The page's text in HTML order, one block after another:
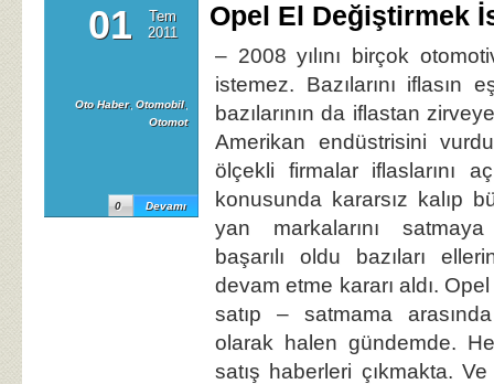
01
Tem
2011
Oto Haber, Otomobil,
Otomot
Devamı
0
Opel El Değiştirmek
– 2008 yılını birçok
istemez. Bazılarını iflasın
bazılarının da iflastan
Amerikan endüstrisini
ölçekli firmalar iflaslarını
konusunda kararsız kalıp
yan markalarını satmaya
başarılı oldu bazıları
devam etme kararı aldı.
satıp – satmama
olarak halen gündemde.
satış haberleri çıkmakta.